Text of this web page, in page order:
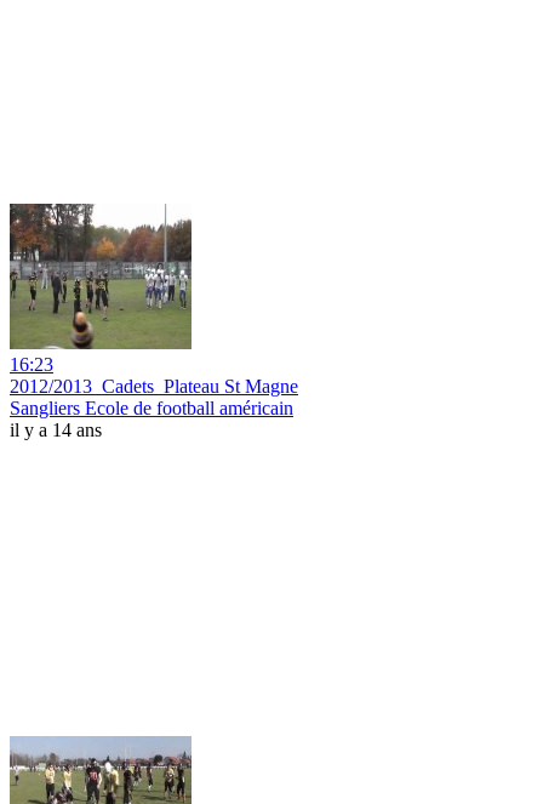
16:23
2012/2013_Cadets_Plateau St Magne
Sangliers Ecole de football américain
il y a 14 ans